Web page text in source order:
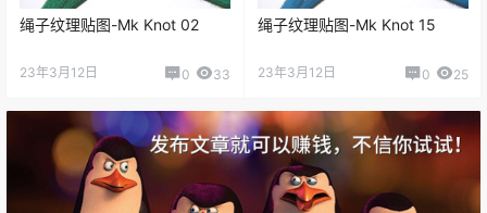
绳子纹理贴图-Mk Knot 02
23年3月12日 0 33
绳子纹理贴图-Mk Knot 15
23年3月12日 0 25